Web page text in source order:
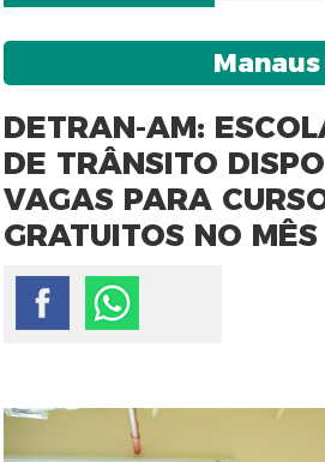
Manaus
DETRAN-AM:
DE TRÂNSITO
VAGAS PARA
GRATUITOS NO